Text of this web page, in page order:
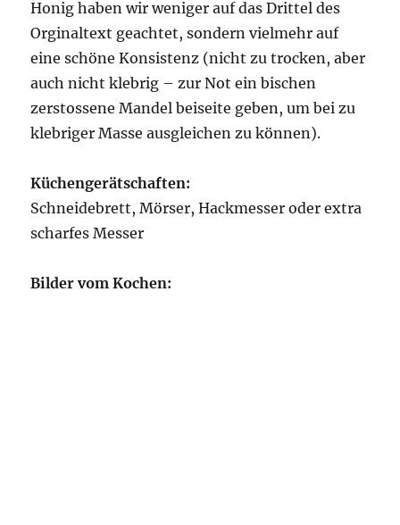
Honig haben wir weniger auf das Drittel des
Orginaltext geachtet, sondern vielmehr auf
eine schöne Konsistenz (nicht zu trocken, aber
auch nicht klebrig – zur Not ein bischen
zerstossene Mandel beiseite geben, um bei zu
klebriger Masse ausgleichen zu können).
Küchengerätschaften:
Schneidebrett, Mörser, Hackmesser oder extra
scharfes Messer
Bilder vom Kochen: